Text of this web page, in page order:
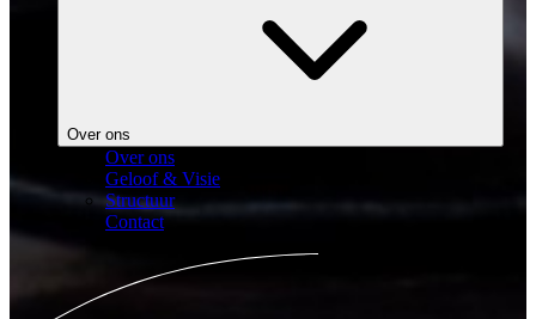
Over ons
Over ons
Geloof & Visie
Structuur
Contact